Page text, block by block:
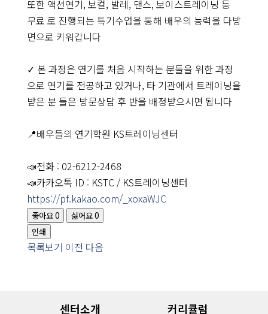
터
소
개
커
리
큘
강
KS
ACTORS
커
뮤
니
티
운
영
또한 액션연기, 보컬, 발레, 댄스, 보이스트레이닝 등
무료 로 진행되는 특기수업을 통해 배우의 능력을 다방
면으로 키워갑니다
✓ 본 과정은 연기를 처음 시작하는 분들을 위한 과정
으로 연기를 전공하고 있거나, 타 기관에서 트레이닝을
받은 분 들은 방문상담 후 반을 배정받으시면 됩니다
📍배우들의 연기학원 KS트레이닝센터
📣전화 : 02-6212-2468
📣카카오톡 ID : KSTC / KS트레이닝센터
https://pf.kakao.com/_xoxaWJC
좋아요0 싫어요0
인쇄
목록보기 이전 다음
센터소개 커리큘럼